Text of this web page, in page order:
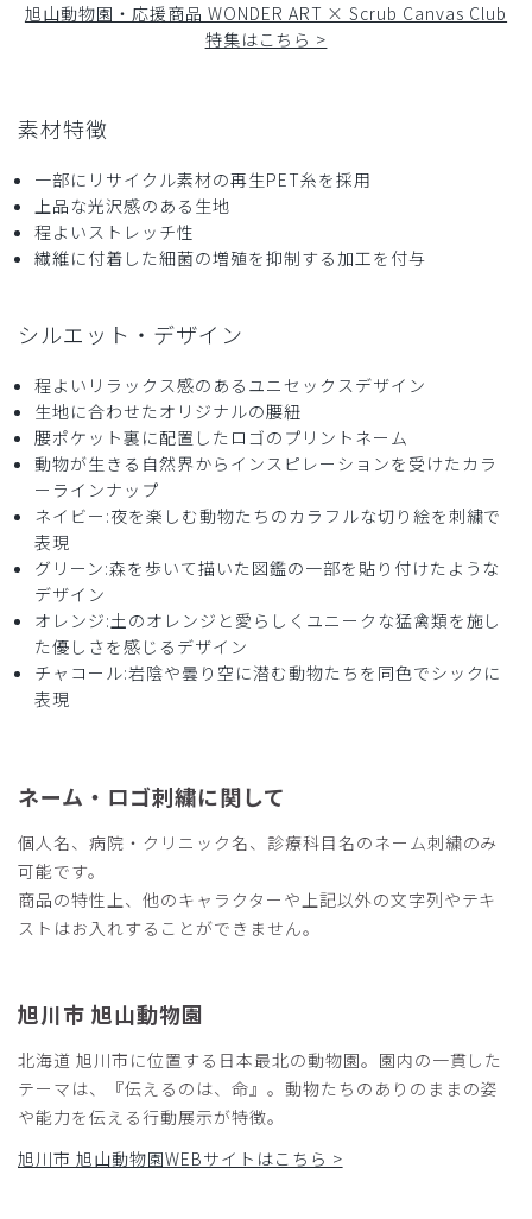
中！
R70Scrub Canvas Club:WONDER ART 旭山動
役に立った
旭山動物園・応援商品 WONDER ART × Scrub Canvas Club
特集はこちら >
素材特徴
一部にリサイクル素材の再生PET糸を採用
上品な光沢感のある生地
程よいストレッチ性
繊維に付着した細菌の増殖を抑制する加工を付与
シルエット・デザイン
程よいリラックス感のあるユニセックスデザイン
生地に合わせたオリジナルの腰紐
腰ポケット裏に配置したロゴのプリントネーム
動物が生きる自然界からインスピレーションを受けたカラ
ーラインナップ
ネイビー:夜を楽しむ動物たちのカラフルな切り絵を刺繍で
表現
グリーン:森を歩いて描いた図鑑の一部を貼り付けたような
デザイン
オレンジ:土のオレンジと愛らしくユニークな猛禽類を施し
た優しさを感じるデザイン
チャコール:岩陰や曇り空に潜む動物たちを同色でシックに
表現
ネーム・ロゴ刺繍に関して
個人名、病院・クリニック名、診療科目名のネーム刺繍のみ
可能です。
商品の特性上、他のキャラクターや上記以外の文字列やテキ
ストはお入れすることができません。
旭川市 旭山動物園
北海道 旭川市に位置する日本最北の動物園。園内の一貫した
テーマは、『伝えるのは、命』。動物たちのありのままの姿
や能力を伝える行動展示が特徴。
旭川市 旭山動物園WEBサイトはこちら >